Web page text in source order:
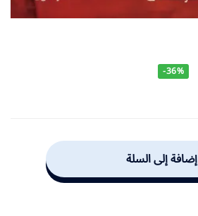
-36%
إضافة إلى السلة